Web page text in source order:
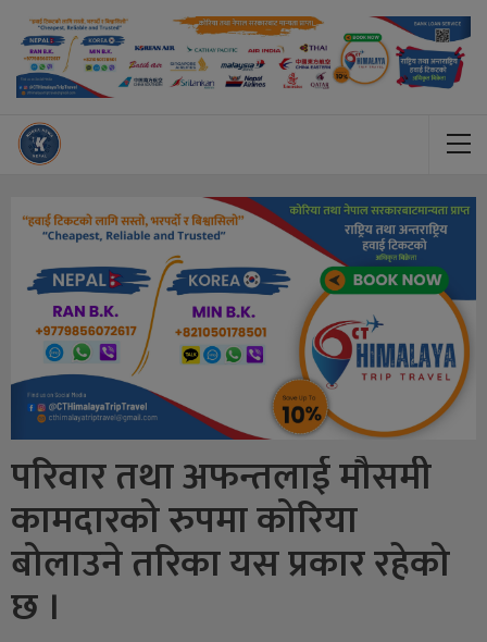
परिवार तथा अफन्तलाई मौसमी
कामदारको रुपमा कोरिया
बोलाउने तरिका यस प्रकार रहेको
छ ।